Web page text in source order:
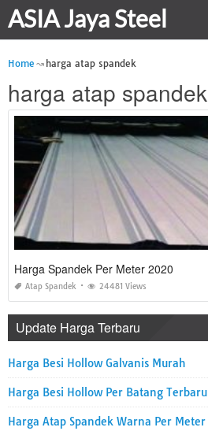
ASIA Jaya Steel
Home harga atap spandek
harga atap spandek
Harga Spandek Per Meter 2020
Atap Spandek 24481 Views
Update Harga Terbaru
Harga Besi Hollow Galvanis Murah
Harga Besi Hollow Per Batang Terbaru
Harga Atap Spandek Warna Per Meter